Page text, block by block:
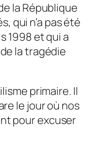
la République
qui n’a pas été
1998 et qui a
la tragédie
primaire. Il
le jour où nos
pour excuser